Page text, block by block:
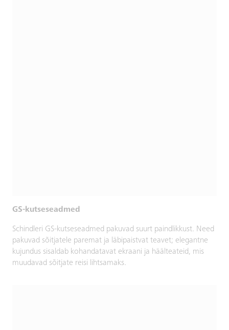
GS-kutseseadmed
Schindleri GS-kutseseadmed pakuvad suurt paindlikkust. Need
pakuvad sõitjatele paremat ja läbipaistvat teavet; elegantne
kujundus sisaldab kohandatavat ekraani ja häälteateid, mis
muudavad sõitjate reisi lihtsamaks.